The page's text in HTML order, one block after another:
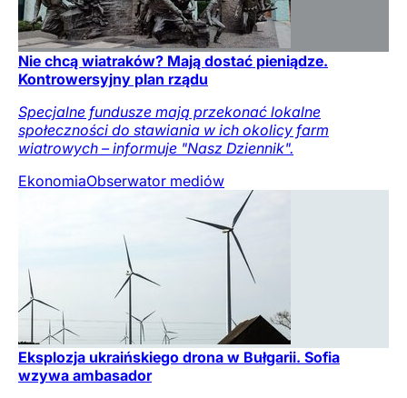
Nie chcą wiatraków? Mają dostać pieniądze.
Kontrowersyjny plan rządu
Specjalne fundusze mają przekonać lokalne
społeczności do stawiania w ich okolicy farm
wiatrowych – informuje "Nasz Dziennik".
EkonomiaObserwator mediów
Eksplozja ukraińskiego drona w Bułgarii. Sofia
wzywa ambasador